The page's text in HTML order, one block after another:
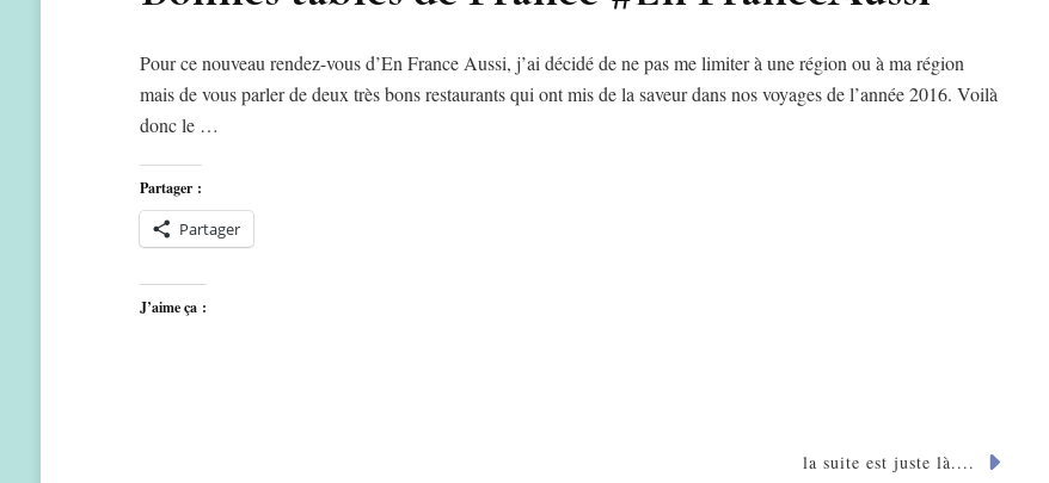
Pour ce nouveau rendez-vous d’En France Aussi, j’ai décidé de ne pas me limiter à une région ou à ma région
mais de vous parler de deux très bons restaurants qui ont mis de la saveur dans nos voyages de l’année 2016. Voilà
donc le …
Partager :
Partager
J’aime ça :
la suite est juste là....